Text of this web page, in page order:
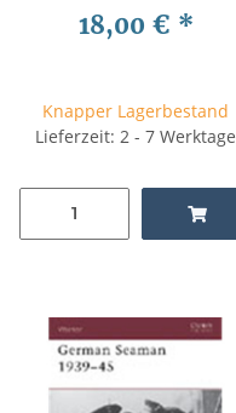
18,00 € *
Knapper Lagerbestand
Lieferzeit: 2 - 7 Werktage